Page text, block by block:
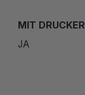
MIT DRUCKER
JA